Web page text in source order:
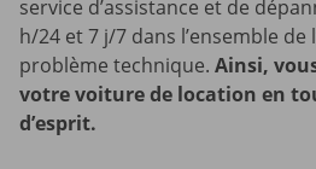
service d’assistance et de
h/24 et 7 j/7 dans l’ensemble de
problème technique. Ainsi,
votre voiture de location en
d’esprit.